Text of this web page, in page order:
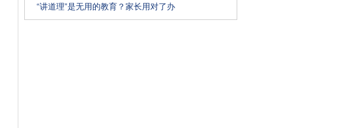
“讲道理”是无用的教育？家长用对了办